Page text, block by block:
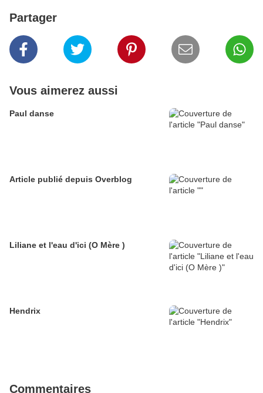
Partager
Vous aimerez aussi
Paul danse
Article publié depuis Overblog
Liliane et l'eau d'ici (O Mère )
Hendrix
Commentaires